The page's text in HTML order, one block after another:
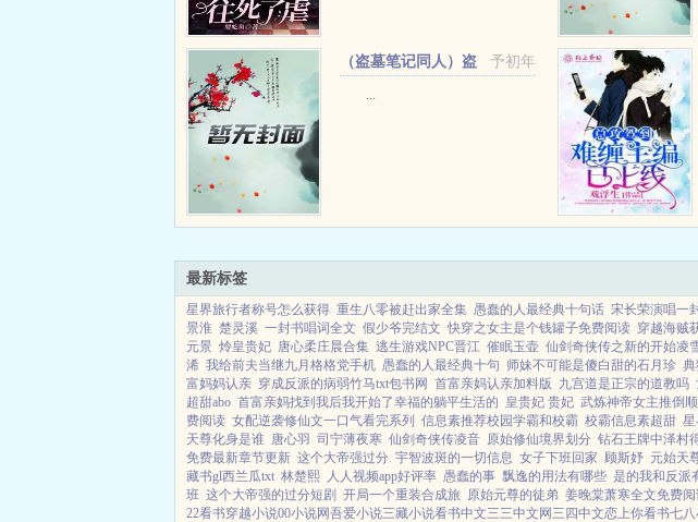
予初年
（盗墓笔记同人）盗
...
最新标签
星界旅行者称号怎么获得 重生八零被赶出家全集 愚蠢的人最经典十句话 宋长荣演唱一
景淮 楚灵溪 一封书唱词全文 假少爷完结文 快穿之女主是个钱罐子免费阅读 穿越海贼
元景 炩皇贵妃 唐心柔庄晨合集 逃生游戏NPC晋江 催眠玉壶 仙剑奇侠传之新的开始凌
浠 我给前夫当继九月格格党手机 愚蠢的人最经典十句 师妹不可能是傻白甜的石月珍 典
富妈妈认亲 穿成反派的病弱竹马txt包书网 首富亲妈认亲加料版 九宫道是正宗的道教吗
超甜abo 首富亲妈找到我后我开始了幸福的躺平生活的 皇贵妃 贵妃 武炼神帝女主推倒
费阅读 女配逆袭修仙文一口气看完系列 信息素推荐校园学霸和校霸 校霸信息素超甜
天尊化身是谁 唐心羽 司宁薄夜寒 仙剑奇侠传凌音 原始修仙境界划分 钻石王牌中泽村
免费最新章节更新 这个大帝强过分 宇智波斑的一切信息 女子下班回家 顾斯妤 元始天
藏书gl西兰瓜txt 林楚熙 人人视频app好评率 愚蠢的事 飘逸的用法有哪些 是的我和反派
班 这个大帝强的过分短剧 开局一个重装合成旅 原始元尊的徒弟 姜晚棠萧寒全文免费
22看书穿越小说00小说网吾爱小说三藏小说看书中文三三中文网 三四中文恋上你看书七